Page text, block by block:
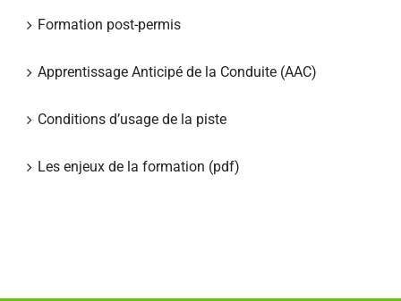
Formation post-permis
Apprentissage Anticipé de la Conduite (AAC)
Conditions d’usage de la piste
Les enjeux de la formation (pdf)